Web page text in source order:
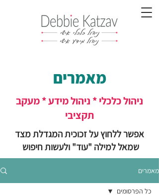
מאמרים
ניהול כלכלי * ניהול מידע * מעקב
תקציבי
אפשר ללחוץ על זכוכית המגדלת מצד
שמאל למילה "עוד" ולעשות חיפוש
מאמרים
כל הפרסומים